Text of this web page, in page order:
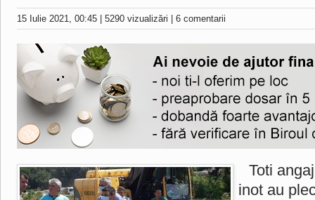
15 Iulie 2021, 00:45 5290 vizualizări 6 comentarii
Toti
inot au